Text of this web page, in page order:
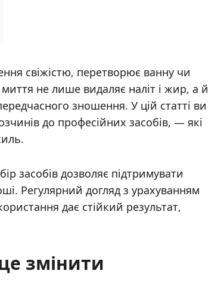
свіжістю, перетворює ванну чи
не лише видаляє наліт і жир, а й
зношення. У цій статті ви
до професійних засобів, — які
засобів дозволяє підтримувати
Регулярний догляд з урахуванням
дає стійкий результат,
змінити